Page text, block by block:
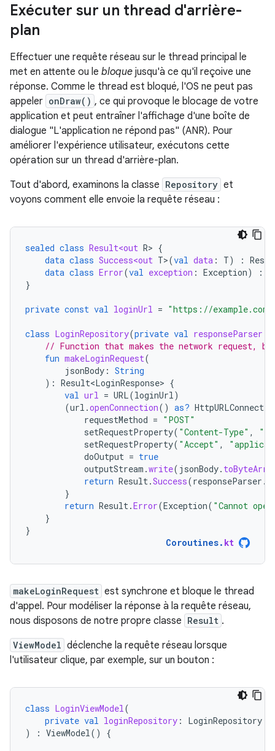
Exécuter sur un thread d'arrière-
plan
Effectuer une requête réseau sur le thread principal le
met en attente ou le bloque jusqu'à ce qu'il reçoive une
réponse. Comme le thread est bloqué, l'OS ne peut pas
appeler onDraw() , ce qui provoque le blocage de votre
application et peut entraîner l'affichage d'une boîte de
dialogue "L'application ne répond pas" (ANR). Pour
améliorer l'expérience utilisateur, exécutons cette
opération sur un thread d'arrière-plan.
Tout d'abord, examinons la classe Repository et
voyons comment elle envoie la requête réseau :
sealed class Result<out R> {
data class Success<out T>(val data : T) :
data class Error(val exception : Exception) :
}
private const val loginUrl = "https://
class LoginRepository(private val responseParser
// Function that makes the network request,
fun makeLoginRequest(
jsonBody : String
): Result<LoginResponse> {
val url = URL(loginUrl)
(url .openConnection() as?
requestMethod = "POST"
setRequestProperty( "Content-Type" ,
setRequestProperty( "Accept" ,
doOutput = true
outputStream .write( jsonBody.
return Result.Success(responseParser .
}
return Result.Error(Exception( "Cannot
}
}
Coroutines. kt
makeLoginRequest est synchrone et bloque le thread
d'appel. Pour modéliser la réponse à la requête réseau,
nous disposons de notre propre classe Result .
ViewModel déclenche la requête réseau lorsque
l'utilisateur clique, par exemple, sur un bouton :
class LoginViewModel(
private val loginRepository :
LoginRepository
)
: ViewModel() {